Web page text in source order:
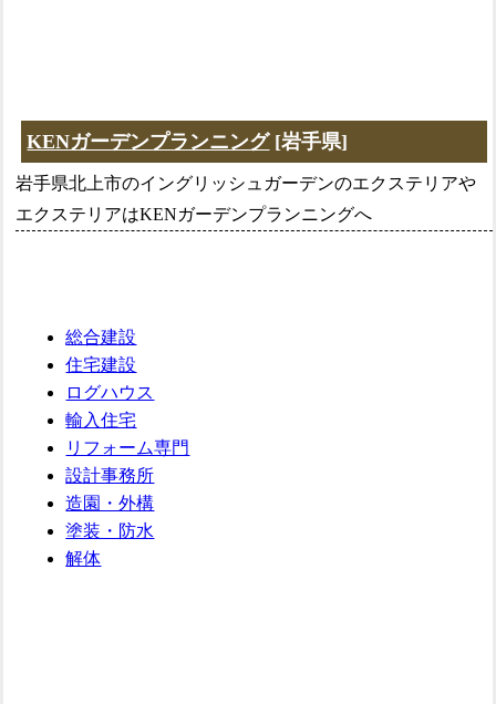
KENガーデンプランニング[岩手県]
岩手県北上市のイングリッシュガーデンのエクステリアや
エクステリアはKENガーデンプランニングへ
総合建設
住宅建設
ログハウス
輸入住宅
リフォーム専門
設計事務所
造園・外構
塗装・防水
解体